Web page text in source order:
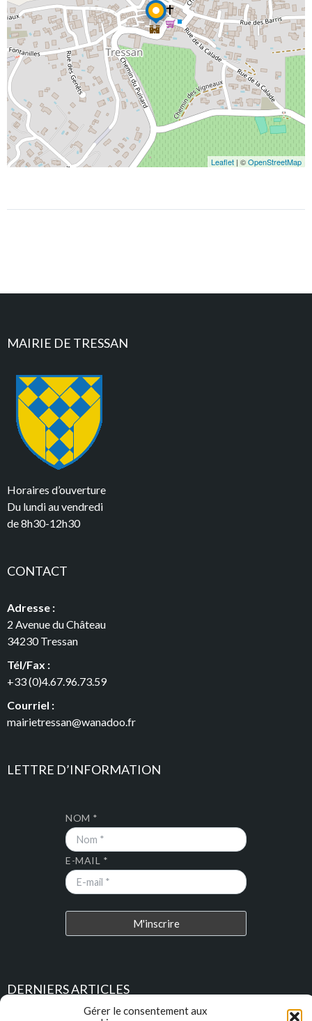
Gérer le consentement aux
Leaflet | ©OpenStreetMap
MAIRIE DE TRESSAN
Horaires d’ouverture
Du lundi au vendredi
de 8h30-12h30
CONTACT
Adresse :
2 Avenue du Château
34230 Tressan
Tél/Fax :
+33 (0)4.67.96.73.59
Courriel :
mairietressan@wanadoo.fr
LETTRE D’INFORMATION
NOM *
E-MAIL *
DERNIERS ARTICLES